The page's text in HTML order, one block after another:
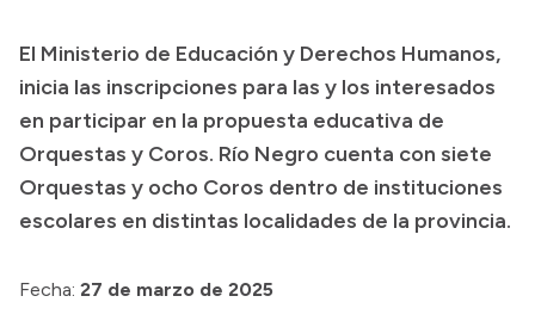
Presupuesto
Boletín Oficial
Compras y licitaciones
Consulta de expedientes
Consulta de pago a proveedores
El Ministerio de Educación y Derechos Humanos,
inicia las inscripciones para las y los interesados
en participar en la propuesta educativa de
Orquestas y Coros. Río Negro cuenta con siete
Orquestas y ocho Coros dentro de instituciones
escolares en distintas localidades de la provincia.
Fecha: 27 de marzo de 2025